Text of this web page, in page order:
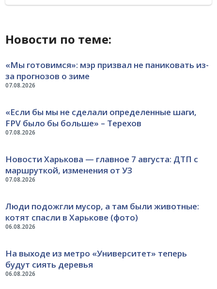
Новости по теме:
07.08.2026
«Мы готовимся»: мэр призвал не паниковать из-
за прогнозов о зиме
07.08.2026
«Если бы мы не сделали определенные шаги,
FPV было бы больше» – Терехов
07.08.2026
Новости Харькова — главное 7 августа: ДТП с
маршруткой, изменения от УЗ
06.08.2026
Люди подожгли мусор, а там были животные:
котят спасли в Харькове (фото)
06.08.2026
На выходе из метро «Университет» теперь
будут сиять деревья